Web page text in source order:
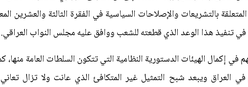
بالتشريعات والإصلاحات السياسية في الفقرة الثالثة والعشرين
في تنفيذ هذا الوعد الذي قطعته للشعب ووافق عليه مجلس النواب العراقي.
إكمال الهيئات الدستورية النظامية التي تتكون السلطات العامة منها،
العراق ويبعد شبح التمثيل غير المتكافئ الذي عانت ولا تزال